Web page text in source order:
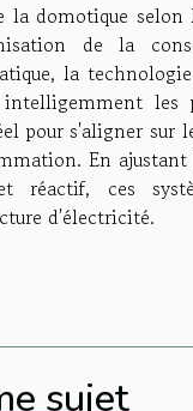
la domotique selon
de la
la
les
pour s'aligner sur
En
réactif, ces
d'électricité.
sujet